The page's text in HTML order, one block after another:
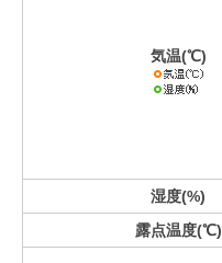
気温(℃)
湿度(%)
露点温度(℃)